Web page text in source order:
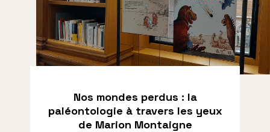
Nos mondes perdus : la
paléontologie à travers les yeux
de Marion Montaigne